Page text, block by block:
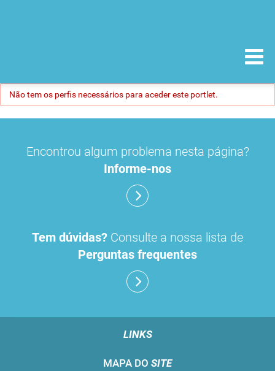
Não tem os perfis necessários para aceder este portlet.
Encontrou algum problema nesta página?
Informe-nos
Tem dúvidas? Consulte a nossa lista de
Perguntas frequentes
LINKS
MAPA DO SITE